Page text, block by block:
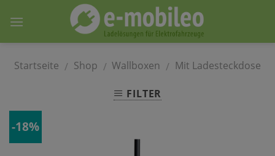
Startseite / Shop / Wallboxen / Mit Ladesteckdose
FILTER
-18%